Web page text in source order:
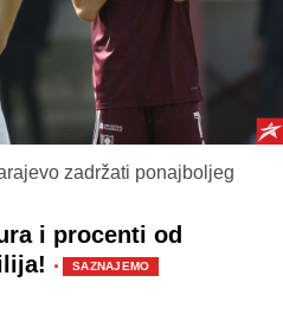
zadržati ponajboljeg
i procenti od
· SAZNAJEMO